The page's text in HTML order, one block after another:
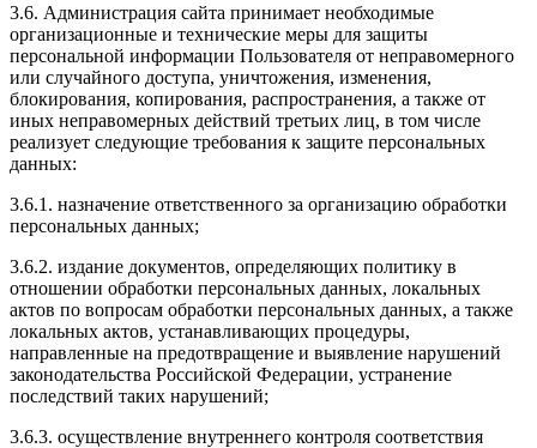
3.6. Администрация сайта принимает необходимые
организационные и технические меры для защиты
персональной информации Пользователя от неправомерного
или случайного доступа, уничтожения, изменения,
блокирования, копирования, распространения, а также от
иных неправомерных действий третьих лиц, в том числе
реализует следующие требования к защите персональных
данных:
3.6.1. назначение ответственного за организацию обработки
персональных данных;
3.6.2. издание документов, определяющих политику в
отношении обработки персональных данных, локальных
актов по вопросам обработки персональных данных, а также
локальных актов, устанавливающих процедуры,
направленные на предотвращение и выявление нарушений
законодательства Российской Федерации, устранение
последствий таких нарушений;
3.6.3. осуществление внутреннего контроля соответствия